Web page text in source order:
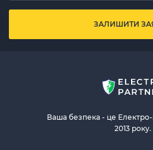
ЗАЛИШИТИ
Ваша безпека - це
2013 року.